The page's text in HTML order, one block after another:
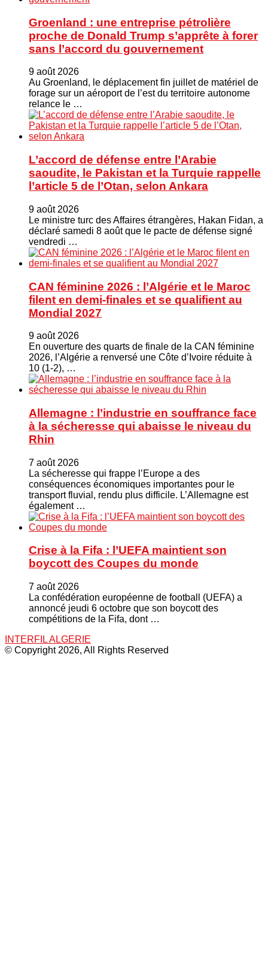
Groenland : une entreprise pétrolière
proche de Donald Trump s’apprête à forer
sans l’accord du gouvernement
9 août 2026
Au Groenland, le déplacement fin juillet de matériel de
forage sur un aéroport de l’est du territoire autonome
relance le …
L’accord de défense entre l’Arabie
saoudite, le Pakistan et la Turquie rappelle
l’article 5 de l’Otan, selon Ankara
9 août 2026
Le ministre turc ⁠des Affaires étrangères, Hakan ​Fidan, a
déclaré samedi 8 août que le pacte de défense signé
vendredi …
CAN féminine 2026 : l’Algérie et le Maroc
filent en demi-finales et se qualifient au
Mondial 2027
9 août 2026
En ouverture des quarts de finale de la CAN féminine
2026, l’Algérie a renversé une Côte d’Ivoire réduite à
10 (1-2), …
Allemagne : l’industrie en souffrance face
à la sécheresse qui abaisse le niveau du
Rhin
7 août 2026
La sécheresse qui frappe l’Europe a des
conséquences économiques importantes pour le
transport fluvial, rendu plus difficile. L’Allemagne est
également …
Crise à la Fifa : l’UEFA maintient son
boycott des Coupes du monde
7 août 2026
La confédération européenne de football (UEFA) a
annoncé jeudi 6 octobre que son boycott des
compétitions de la Fifa, dont …
INTERFIL ALGERIE
© Copyright 2026, All Rights Reserved